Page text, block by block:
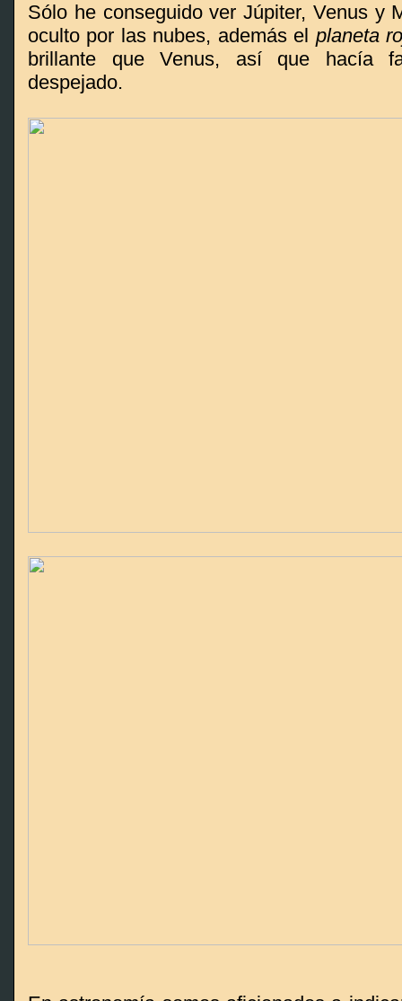
Sólo he conseguido ver Júpiter, Venus y
oculto por las nubes, además el planeta
brillante que Venus, así que hacía
despejado.